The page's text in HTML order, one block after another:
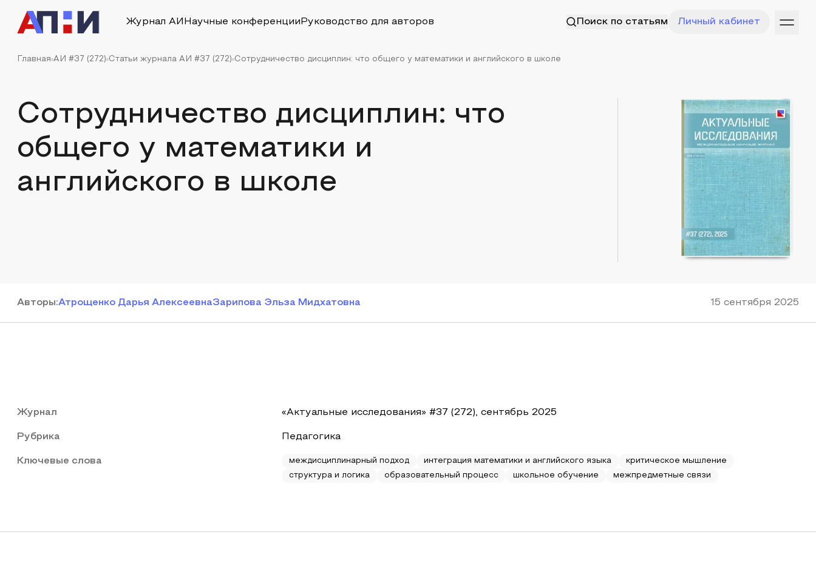
Журнал АИ Научные конференции Руководство для авторов Поиск по статьям Личный кабинет
Главная АИ #37 (272) Статьи журнала АИ #37 (272) Сотрудничество дисциплин: что общего у математики и английского в школе
Сотрудничество дисциплин: что
общего у математики и
английского в школе
Авторы:Атрощенко Дарья АлексеевнаЗарипова Эльза Мидхатовна 15 сентября 2025
Журнал «Актуальные исследования» #37 (272), сентябрь 2025
Рубрика Педагогика
Ключевые слова междисциплинарный подход интеграция математики и английского языка
критическое мышление
структура и логика
образовательный процесс школьное обучение межпредметные связи